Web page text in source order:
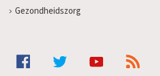
Gezondheidszorg